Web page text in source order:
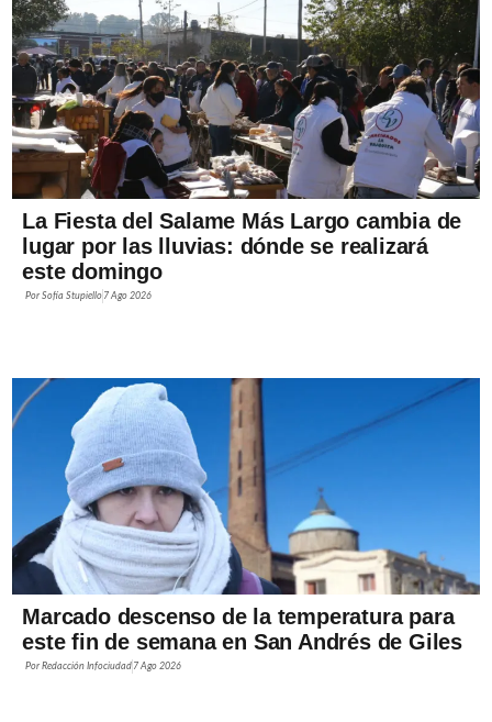
La Fiesta del Salame Más Largo cambia de
lugar por las lluvias: dónde se realizará
este domingo
PorSofía Stupiello 7 Ago 2026
Marcado descenso de la temperatura para
este fin de semana en San Andrés de Giles
PorRedacción Infociudad 7 Ago 2026